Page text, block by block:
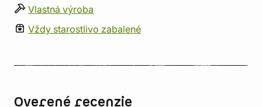
Vlastná výroba
Vždy starostlivo zabalené
Overené recenzie